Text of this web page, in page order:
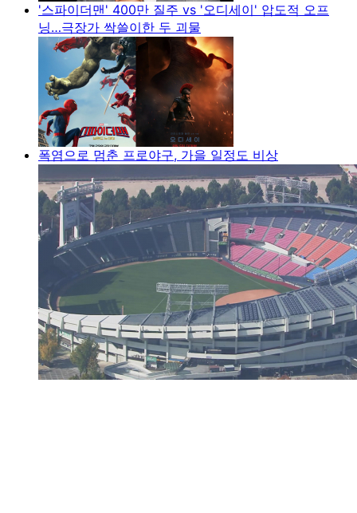
'스파이더맨' 400만 질주 vs '오디세이' 압도적 오프
닝…극장가 싹쓸이한 두 괴물
폭염으로 멈춘 프로야구, 가을 일정도 비상